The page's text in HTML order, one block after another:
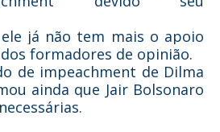
ele já não tem mais o apoio
formadores de opinião.
de impeachment de Dilma
ainda que Jair Bolsonaro